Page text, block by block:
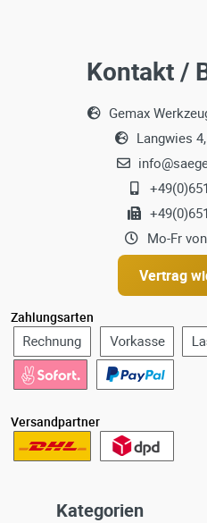
Kontakt /
Gemax
Langwies
Mo-Fr
Vertrag
Zahlungsarten
Versandpartner
Kategorien